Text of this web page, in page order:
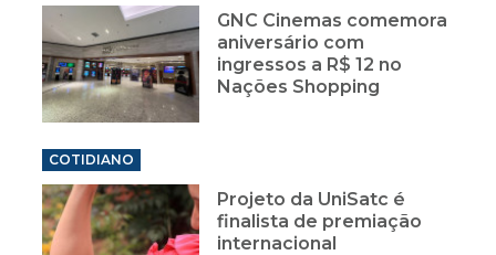
GNC Cinemas comemora
aniversário com
ingressos a R$ 12 no
Nações Shopping
COTIDIANO
Projeto da UniSatc é
finalista de premiação
internacional